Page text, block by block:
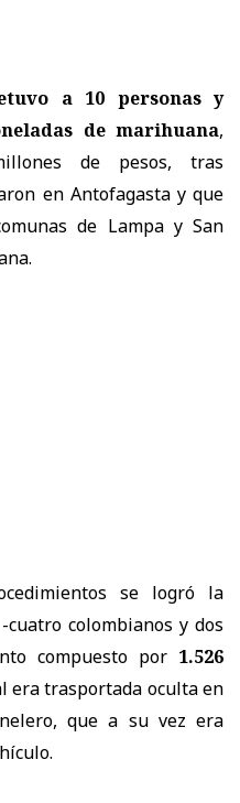
a 10 personas y
de marihuana,
de pesos, tras
en Antofagasta y que
de Lampa y San
se logró la
colombianos y dos
compuesto por 1.526
era trasportada oculta en
que a su vez era